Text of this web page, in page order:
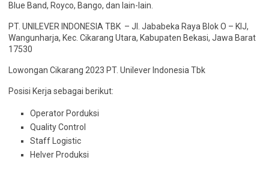
Blue Band, Royco, Bango, dan lain-lain.
PT. UNILEVER INDONESIA TBK – Jl. Jababeka Raya Blok O – KIJ,
Wangunharja, Kec. Cikarang Utara, Kabupaten Bekasi, Jawa Barat
17530
Lowongan Cikarang 2023 PT. Unilever Indonesia Tbk
Posisi Kerja sebagai berikut:
Operator Porduksi
Quality Control
Staff Logistic
Helver Produksi